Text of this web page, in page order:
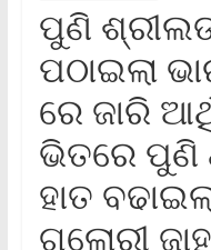
ପୁଣି
ପଠାଇଲା
ରେ ଜାରି
ଭିତରେ ପୁଣି
ହାତ
ଗ୍ଲୋରୀ